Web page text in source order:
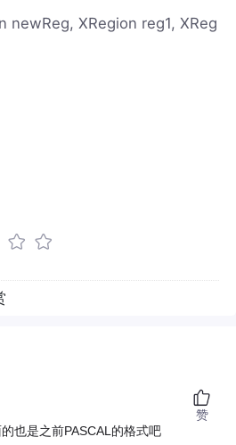
newReg, XRegion reg1, XReg
也是之前PASCAL的格式吧
赞